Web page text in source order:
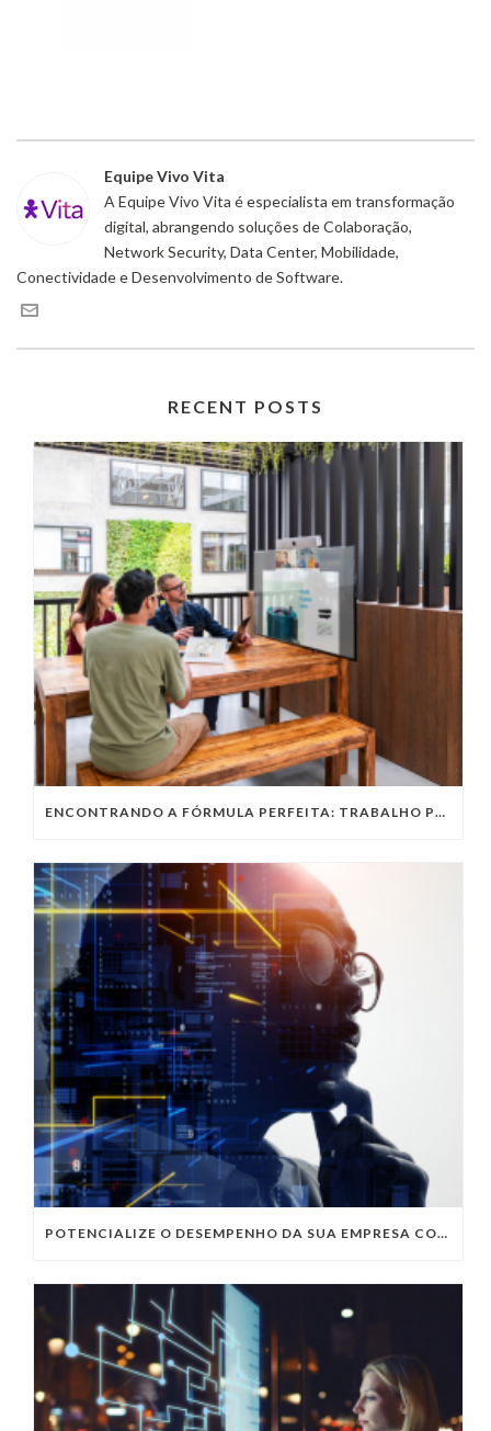
Equipe Vivo Vita
A Equipe Vivo Vita é especialista em transformação
digital, abrangendo soluções de Colaboração,
Network Security, Data Center, Mobilidade,
Conectividade e Desenvolvimento de Software.
RECENT POSTS
ENCONTRANDO A FÓRMULA PERFEITA: TRABALHO PRESENCIAL, HOME OFFICE OU TRABALHO HÍBRIDO?
POTENCIALIZE O DESEMPENHO DA SUA EMPRESA COM OS SERVIÇOS DE TI DA VIVO VITA